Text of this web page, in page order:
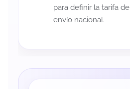
para definir la tarifa de
envío nacional.